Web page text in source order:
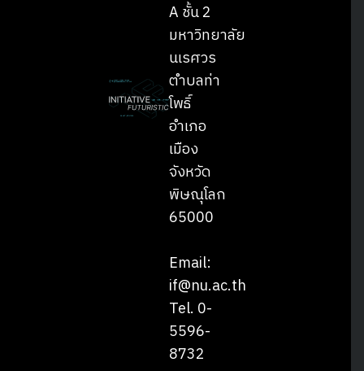
Search
A ชั้น 2
มหาวิทยาลัย
นเรศวร
ตำบลท่า
โพธิ์
อำเภอ
เมือง
จังหวัด
พิษณุโลก
65000
Email:
if@nu.ac.th
Tel. 0-
5596-
8732